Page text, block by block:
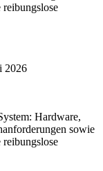
2026
Hardware,
sowie